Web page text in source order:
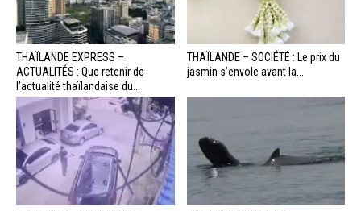
THAÏLANDE EXPRESS –
ACTUALITÉS : Que retenir de
l’actualité thaïlandaise du...
THAÏLANDE – SOCIÉTÉ : Le prix du
jasmin s’envole avant la...